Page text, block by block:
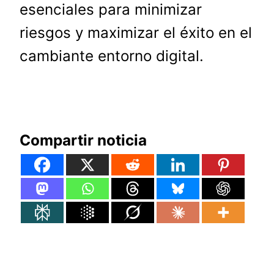
esenciales para minimizar
riesgos y maximizar el éxito en el
cambiante entorno digital.
Compartir noticia